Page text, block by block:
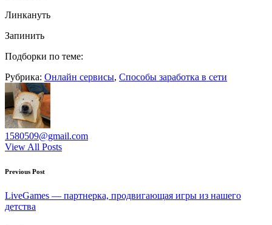
Линкануть
Запинить
Подборки по теме:
Рубрика: Онлайн сервисы, Способы заработка в сети
1580509@gmail.com
View All Posts
Post
navigation
Previous Post
LiveGames — партнерка, продвигающая игры из нашего
детства